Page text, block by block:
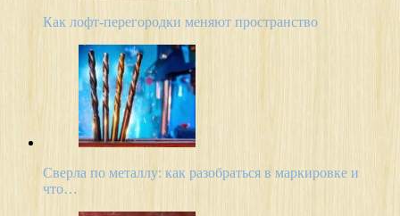
Как лофт-перегородки меняют пространство
Сверла по металлу: как разобраться в маркировке и
что…